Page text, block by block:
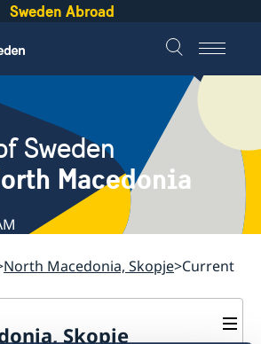
Sweden Abroad
Sweden
Macedonia
North Macedonia, Skopje Current
Skopje